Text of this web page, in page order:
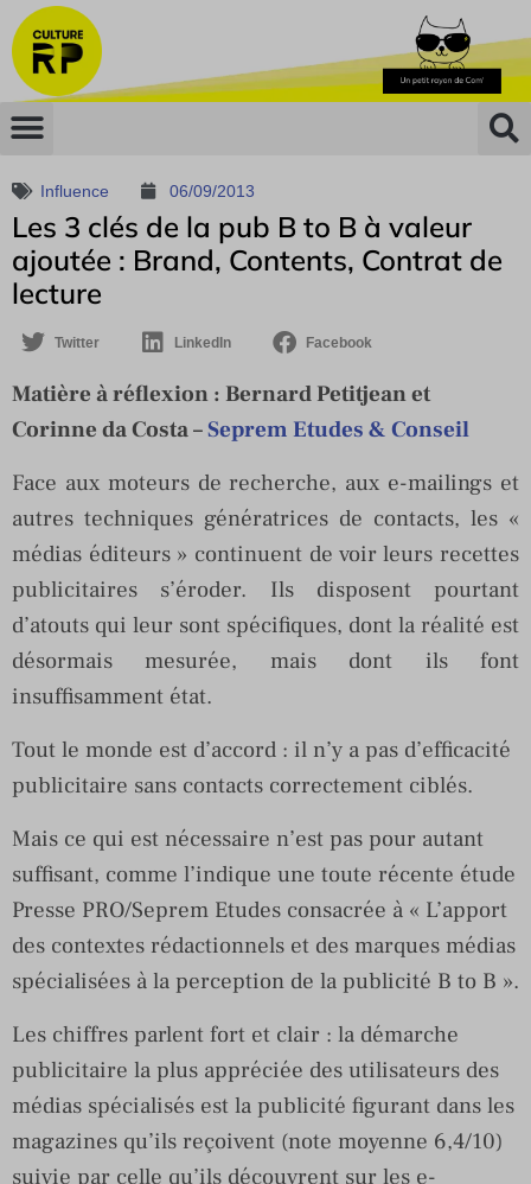
Influence 06/09/2013
Les 3 clés de la pub B to B à valeur
ajoutée : Brand, Contents, Contrat de
lecture
Twitter LinkedIn Facebook
Matière à réflexion : Bernard Petitjean et
Corinne da Costa –Seprem Etudes & Conseil
Face aux moteurs de recherche, aux e-mailings et
autres techniques génératrices de contacts, les «
médias éditeurs » continuent de voir leurs recettes
publicitaires s’éroder. Ils disposent pourtant
d’atouts qui leur sont spécifiques, dont la réalité est
désormais mesurée, mais dont ils font
insuffisamment état.
Tout le monde est d’accord : il n’y a pas d’efficacité
publicitaire sans contacts correctement ciblés.
Mais ce qui est nécessaire n’est pas pour autant
suffisant, comme l’indique une toute récente étude
Presse PRO/Seprem Etudes consacrée à « L’apport
des contextes rédactionnels et des marques médias
spécialisées à la perception de la publicité B to B ».
Les chiffres parlent fort et clair : la démarche
publicitaire la plus appréciée des utilisateurs des
médias spécialisés est la publicité figurant dans les
magazines qu’ils reçoivent (note moyenne 6,4/10)
suivie par celle qu’ils découvrent sur les e-